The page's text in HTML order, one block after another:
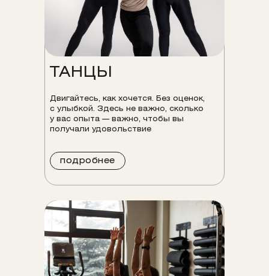
ТАНЦЫ
Двигайтесь, как хочется. Без оценок,
с улыбкой. Здесь не важно, сколько
у вас опыта — важно, чтобы вы
получали удовольствие
подробнее